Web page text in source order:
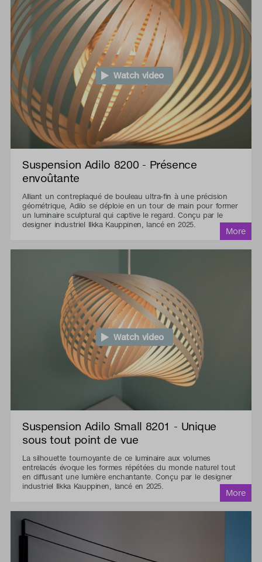
Watch video
Suspension Adilo 8200 - Présence
envoûtante
Alliant un contreplaqué de bouleau ultra-fin à une précision
géométrique, Adilo se déploie en un tour de main pour former
un luminaire sculptural qui captive le regard. Conçu par le
designer industriel Ilkka Kauppinen, lancé en 2025.
Watch video
Suspension Adilo Small 8201 - Unique
sous tout point de vue
La silhouette tournoyante de ce luminaire aux volumes
entrelacés évoque les formes répétées du monde naturel tout
en diffusant une lumière enchantante. Conçu par le designer
industriel Ilkka Kauppinen, lancé en 2025.